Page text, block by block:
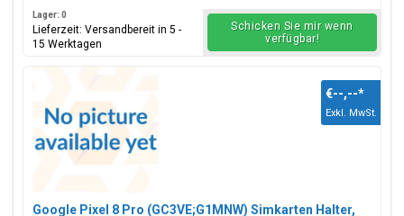
Lager: 0
Lieferzeit: Versandbereit in 5 -
15 Werktagen
Schicken Sie mir wenn
verfügbar!
Google Pixel 8 Pro (GC3VE;G1MNW) Simkarten Halter,
€--,--*
Exkl. MwSt.